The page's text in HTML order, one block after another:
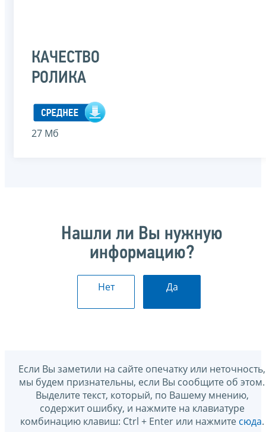
КАЧЕСТВО
РОЛИКА
27 Мб
Нашли ли Вы нужную
информацию?
Нет Да
Если Вы заметили на сайте опечатку или неточность,
мы будем признательны, если Вы сообщите об этом.
Выделите текст, который, по Вашему мнению,
содержит ошибку, и нажмите на клавиатуре
комбинацию клавиш: Ctrl + Enter или нажмите сюда.